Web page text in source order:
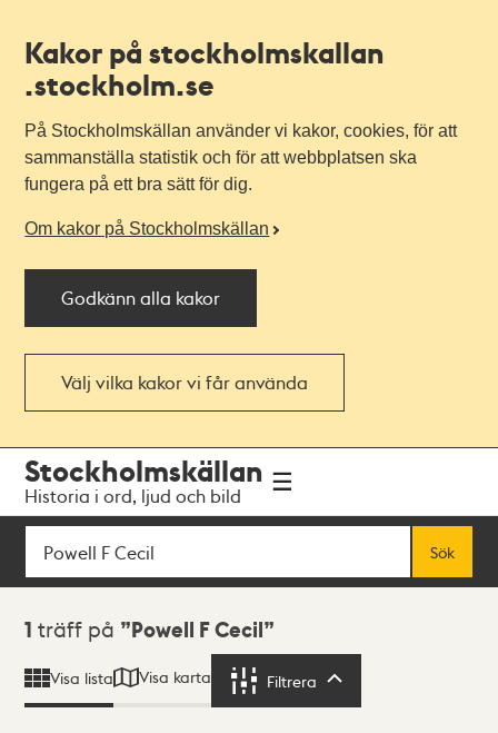
Kakor på stockholmskallan
.stockholm.se
På Stockholmskällan använder vi kakor, cookies, för att
sammanställa statistik och för att webbplatsen ska
fungera på ett bra sätt för dig.
Om kakor på Stockholmskällan
Godkänn alla kakor
Välj vilka kakor vi får använda
navigationen
huvudinnehållet
Stockholmskällan
Historia i ord, ljud och bild
Sök
Sök
Sökresultat
1 träff på Powell F Cecil
Visa lista Visa karta Filtrera